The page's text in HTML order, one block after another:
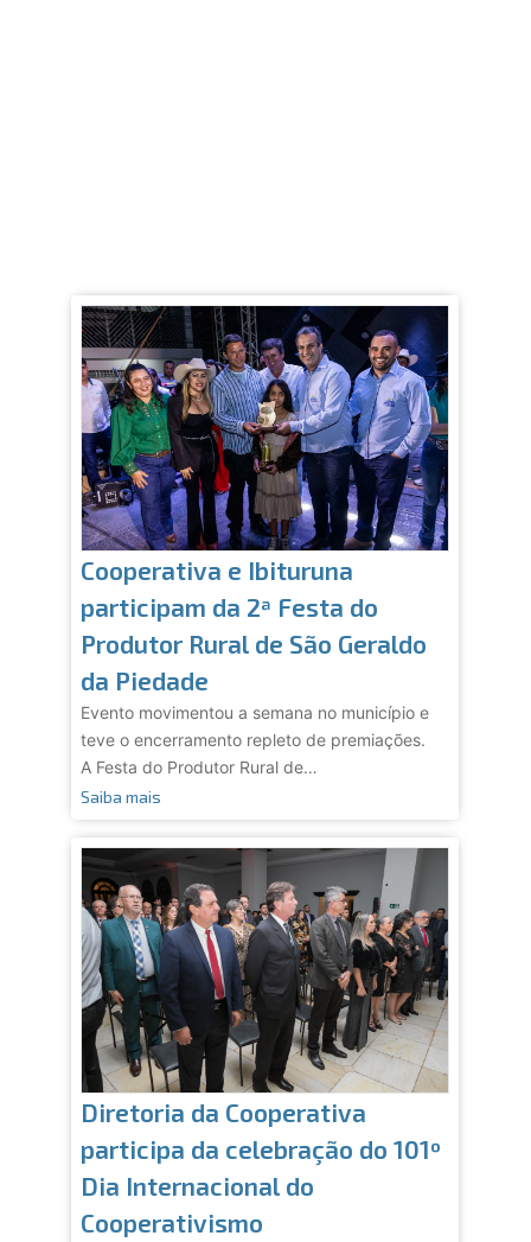
Cooperativa e Ibituruna
participam da 2ª Festa do
Produtor Rural de São Geraldo
da Piedade
Evento movimentou a semana no município e
teve o encerramento repleto de premiações.
A Festa do Produtor Rural de…
Saiba mais
Diretoria da Cooperativa
participa da celebração do 101º
Dia Internacional do
Cooperativismo